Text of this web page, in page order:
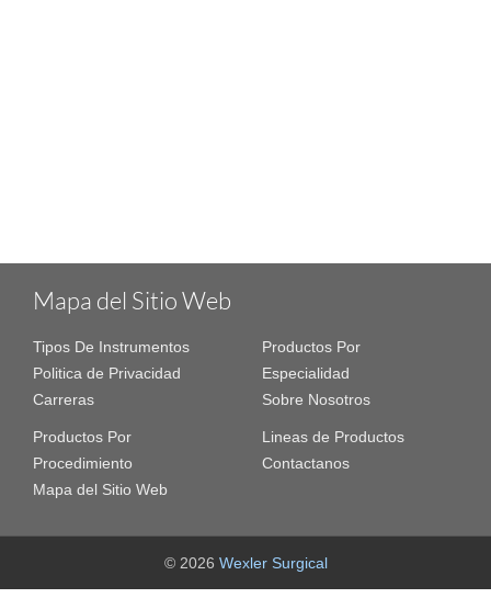
Mapa del Sitio Web
Tipos De Instrumentos
Politica de Privacidad
Carreras
Productos Por
Especialidad
Sobre Nosotros
Productos Por
Procedimiento
Mapa del Sitio Web
Lineas de Productos
Contactanos
© 2026 Wexler Surgical